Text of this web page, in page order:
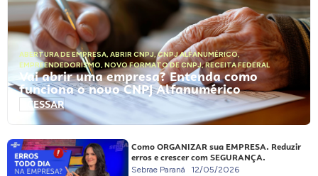
ABERTURA DE EMPRESA, ABRIR CNPJ,CNPJ ALFANUMÉRICO,
EMPREENDEDORISMO, NOVO FORMATO DE CNPJ,RECEITA FEDERAL
Vai abrir uma empresa? Entenda como
funciona o novo CNPJ Alfanumérico
ACESSAR
Como ORGANIZAR sua EMPRESA. Reduzir
erros e crescer com SEGURANÇA.
Sebrae Paraná 12/05/2026